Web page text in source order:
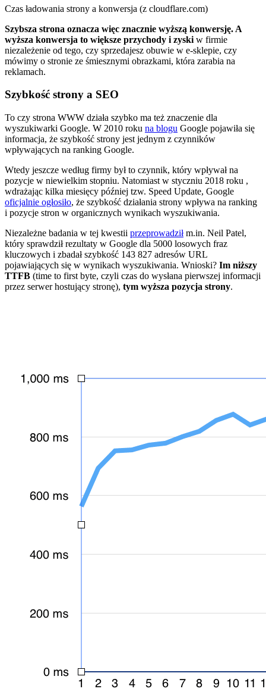
Czas ładowania strony a konwersja (z cloudflare.com)
Szybsza strona oznacza więc znacznie wyższą konwersję. A
wyższa konwersja to większe przychody i zyski w firmie
niezależenie od tego, czy sprzedajesz obuwie w e-sklepie, czy
mówimy o stronie ze śmiesznymi obrazkami, która zarabia na
reklamach.
Szybkość strony a SEO
To czy strona WWW działa szybko ma też znaczenie dla
wyszukiwarki Google. W 2010 roku na blogu Google pojawiła się
informacja, że szybkość strony jest jednym z czynników
wpływających na ranking Google.
Wtedy jeszcze według firmy był to czynnik, który wpływał na
pozycje w niewielkim stopniu. Natomiast w styczniu 2018 roku ,
wdrażając kilka miesięcy później tzw. Speed Update, Google
oficjalnie ogłosiło, że szybkość działania strony wpływa na ranking
i pozycje stron w organicznych wynikach wyszukiwania.
Niezależne badania w tej kwestii przeprowadziłm.in. Neil Patel,
który sprawdził rezultaty w Google dla 5000 losowych fraz
kluczowych i zbadał szybkość 143 827 adresów URL
pojawiających się w wynikach wyszukiwania. Wnioski? Im niższy
TTFB (time to first byte, czyli czas do wysłana pierwszej informacji
przez serwer hostujący stronę), tym wyższa pozycja strony.